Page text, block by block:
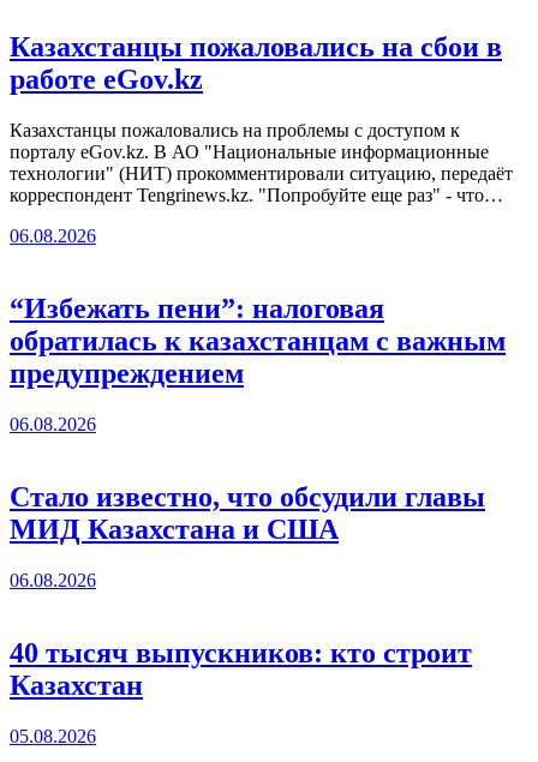
Казахстанцы пожаловались на сбои в
работе eGov.kz
Казахстанцы пожаловались на проблемы с доступом к
порталу eGov.kz. В АО "Национальные информационные
технологии" (НИТ) прокомментировали ситуацию, передаёт
корреспондент Tengrinews.kz. "Попробуйте еще раз" - что…
06.08.2026
“Избежать пени”: налоговая
обратилась к казахстанцам с важным
предупреждением
06.08.2026
Стало известно, что обсудили главы
МИД Казахстана и США
06.08.2026
40 тысяч выпускников: кто строит
Казахстан
05.08.2026